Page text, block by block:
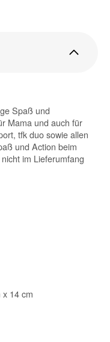
Spaß und
Mama und auch für
tfk duo sowie allen
und Action beim
im Lieferumfang
14 cm